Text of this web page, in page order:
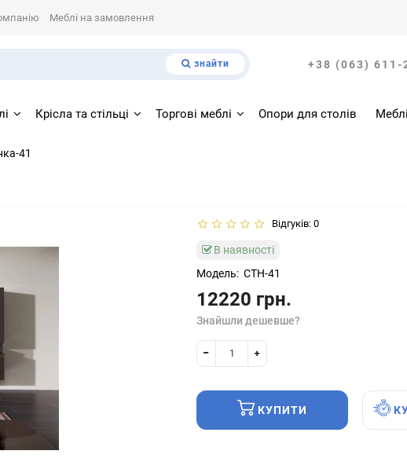
Меблі на замовлення
знайти +38 (063) 611-
Крісла та стільці Торгові меблі Опори для столів
41
Відгуків: 0
В наявності
Модель: СТН-41
12220 грн.
Знайшли дешевше?
КУПИТИ